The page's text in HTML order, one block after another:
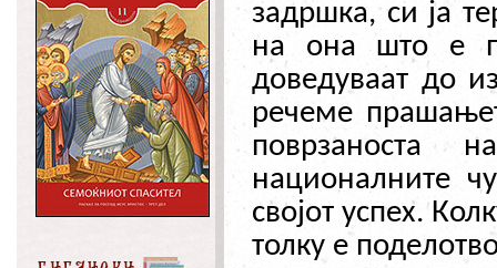
задршка, си ја
на она што е
доведуваат до
речеме
поврзаноста
националните
својот успех.
толку е